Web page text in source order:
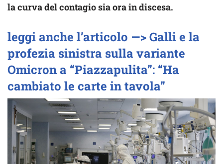
la curva del contagio sia ora in discesa.
leggi anche l’articolo —> Galli e la
profezia sinistra sulla variante
Omicron a “Piazzapulita”: “Ha
cambiato le carte in tavola”